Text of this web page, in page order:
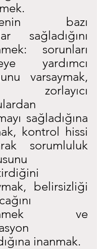
bazı
sağladığını
sorunları
yardımcı
varsaymak,
zorlayıcı
sağladığına
kontrol hissi
sorumluluk
belirsizliği
ve
inanmak.